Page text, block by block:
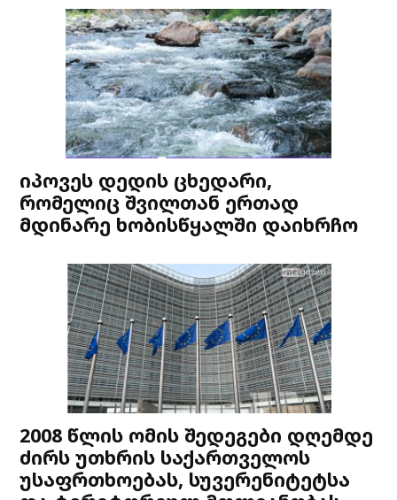
იპოვეს დედის ცხედარი,
რომელიც შვილთან ერთად
მდინარე ხობისწყალში დაიხრჩო
2008 წლის ომის შედეგები დღემდე
ძირს უთხრის საქართველოს
უსაფრთხოებას, სუვერენიტეტსა